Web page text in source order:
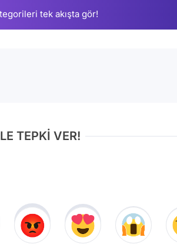
tek akışta gör!
TEPKİ VER!